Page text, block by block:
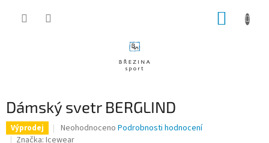
Dámský svetr BERGLIND
Výprodej
Průměrné
hodnocení
Neohodnoceno Podrobnosti hodnocení
Značka: Icewear